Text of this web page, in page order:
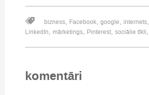
bizness, Facebook, google, internets,
LinkedIn, mārketings, Pinterest, sociālie tīkli,
komentāri